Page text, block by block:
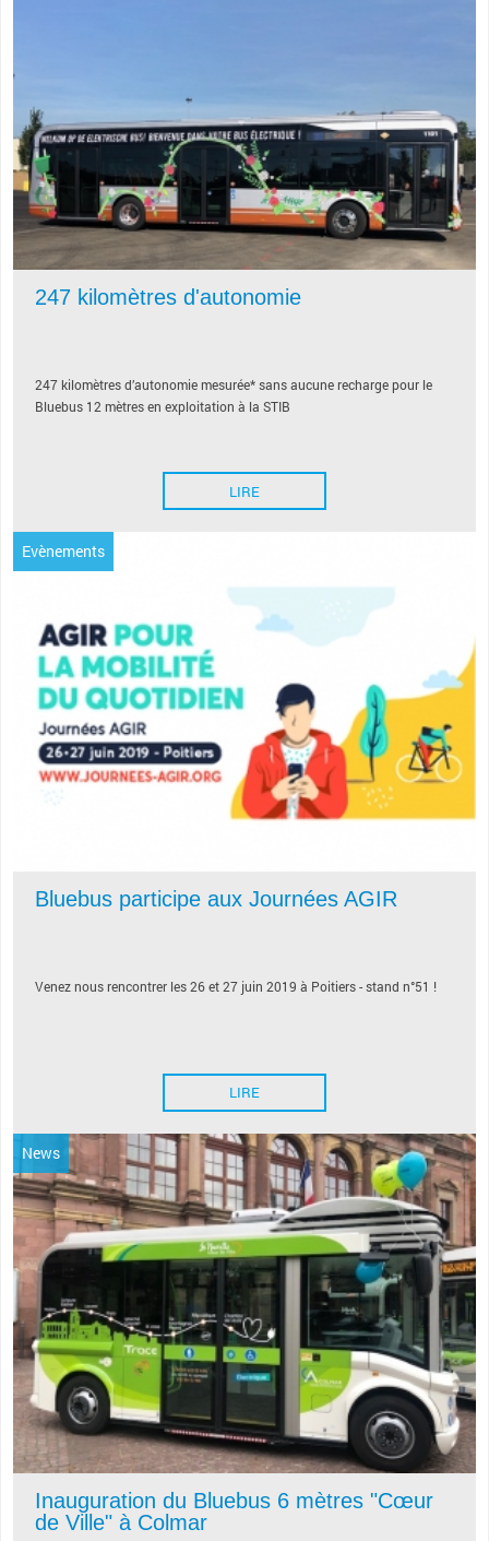
247 kilomètres d'autonomie
247 kilomètres d’autonomie mesurée* sans aucune recharge pour le
Bluebus 12 mètres en exploitation à la STIB
LIRE
Evènements
Bluebus participe aux Journées AGIR
Venez nous rencontrer les 26 et 27 juin 2019 à Poitiers - stand n°51 !
LIRE
News
Inauguration du Bluebus 6 mètres "Cœur
de Ville" à Colmar